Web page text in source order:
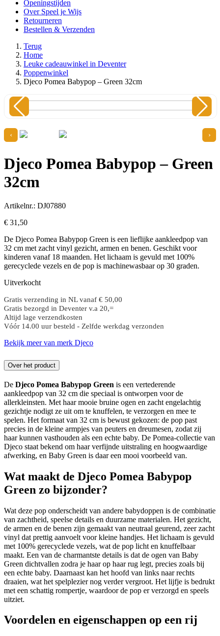
Openingstijden
Over Speel je Wijs
Retourneren
Bestellen & Verzenden
Terug
Home
Leuke cadeauwinkel in Deventer
Poppenwinkel
Djeco Pomea Babypop – Green 32cm
›
‹
Djeco Pomea Babypop – Green
32cm
Artikelnr.: DJ07880
€ 31,50
De Djeco Pomea Babypop Green is een lieflijke aankleedpop van
32 cm met zacht vinyl gezicht, armen en benen. Geschikt voor
kinderen vanaf 18 maanden. Het lichaam is gevuld met 100%
gerecyclede vezels en de pop is machinewasbaar op 30 graden.
Uitverkocht
Gratis verzending in NL vanaf € 50,00
Gratis bezorgd in Deventer v.a 20,=
Altijd lage verzendkosten
Vóór 14.00 uur besteld - Zelfde werkdag verzonden
Bekijk meer van merk Djeco
Over het product
De Djeco Pomea Babypop Green is een vertederende
aankleedpop van 32 cm die speciaal is ontworpen voor de
allerkleinsten. Met haar mooie bruine ogen en zacht engelachtig
gezichtje nodigt ze uit om te knuffelen, te verzorgen en mee te
spelen. Het formaat van 32 cm is bewust gekozen: de pop past
precies in de kleine armpjes van peuters en dreumesen, zodat zij
haar kunnen vasthouden als een echte baby. De Pomea-collectie van
Djeco staat bekend om haar verfijnde uitstraling en hoogwaardige
afwerking, en Baby Green is daar een mooi voorbeeld van.
Wat maakt de Djeco Pomea Babypop
Green zo bijzonder?
Wat deze pop onderscheidt van andere babydoppen is de combinatie
van zachtheid, speelse details en duurzame materialen. Het gezicht,
de armen en de benen zijn gemaakt van neutraal geurend, zeer zacht
vinyl dat prettig aanvoelt voor kleine handjes. Het lichaam is gevuld
met 100% gerecyclede vezels, wat de pop licht en knuffelbaar
maakt. Een van de charmantste details is dat de ogen van Baby
Green dichtvallen zodra je haar op haar rug legt, precies zoals bij
een echte baby. Daarnaast kan het hoofd van links naar rechts
draaien, wat het spelplezier nog verder vergroot. Het lijfje is bedrukt
met een schattig rompertje, waardoor de pop er verzorgd en speels
uitziet.
Voordelen en eigenschappen op een rij